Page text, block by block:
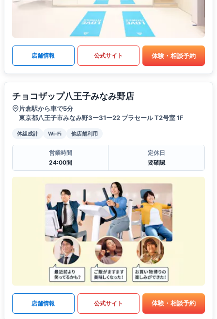
店舗情報 公式サイト 体験・相談予約
チョコザップ八王子みなみ野店
片倉駅から車で5分
東京都八王子市みなみ野3ー31ー22 プラセール T2号室 1F
体組成計 Wi-Fi 他店舗利用
営業時間
24:00間
定休日
要確認
店舗情報 公式サイト 体験・相談予約